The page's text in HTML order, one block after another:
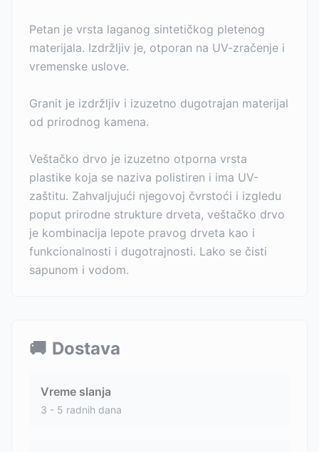
Petan je vrsta laganog sintetičkog pletenog
materijala. Izdržljiv je, otporan na UV-zračenje i
vremenske uslove.
Granit je izdržljiv i izuzetno dugotrajan materijal
od prirodnog kamena.
Veštačko drvo je izuzetno otporna vrsta
plastike koja se naziva polistiren i ima UV-
zaštitu. Zahvaljujući njegovoj čvrstoći i izgledu
poput prirodne strukture drveta, veštačko drvo
je kombinacija lepote pravog drveta kao i
funkcionalnosti i dugotrajnosti. Lako se čisti
sapunom i vodom.
🚚 Dostava
Vreme slanja
3 - 5 radnih dana